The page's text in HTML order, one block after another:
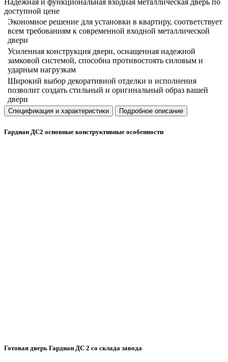
Надежная и функциональная входная металлическая дверь по
доступной цене
Экономное решение для установки в квартиру, соответствует
всем требованиям к современной входной металлической
двери
Усиленная конструкция двери, оснащенная надежной
замковой системой, способна противостоять силовым и
ударным нагрузкам
Широкий выбор декоративной отделки и исполнения
позволит создать стильный и оригинальный образ вашей
двери
Спецификация и характеристики Подробное описание
Гардиан ДС2 основные конструктивные особенности
Готовая дверь Гардиан ДС 2 со склада завода